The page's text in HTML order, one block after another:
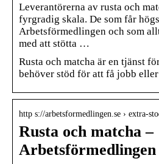
Leverantörerna av rusta och
fyrgradig skala. De som får
Arbetsförmedlingen och som
med att stötta …
Rusta och matcha är en tjänst
behöver stöd för att få jobb
http s://arbetsformedlingen.se › extra-
Rusta och matcha –
Arbetsförmedlingen